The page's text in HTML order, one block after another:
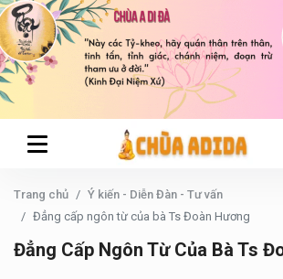
Trang chủ
Ý kiến - Diễn Đàn - Tư vấn
Đẳng cấp ngôn từ của bà Ts Đoàn Hương
Đẳng Cấp Ngôn Từ Của Bà Ts